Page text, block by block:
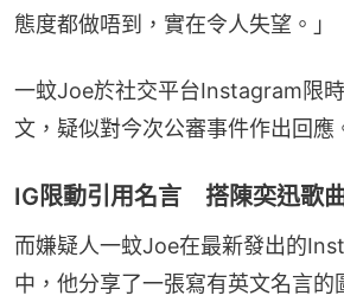
態度都做唔到，實在令人失望。」
一蚊Joe於社交平台Instagram限
文，疑似對今次公審事件作出回應
IG限動引用名言 搭陳奕迅歌
而嫌疑人一蚊Joe在最新發出的
中，他分享了一張寫有英文名言的